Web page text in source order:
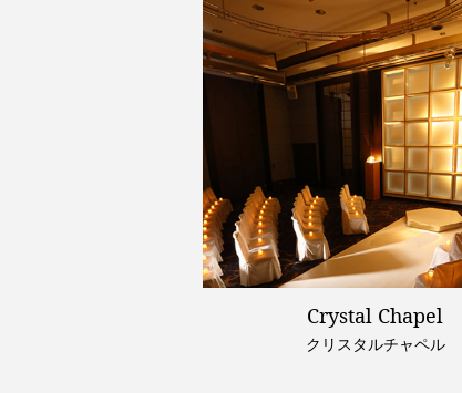
Crystal Chapel
クリスタルチャペル